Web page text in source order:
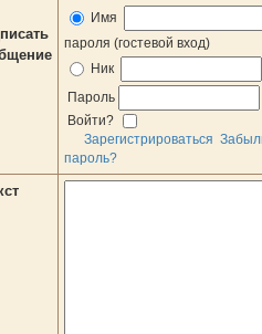
Имя
пароля (гостевой вход)
Ник
Пароль
Войти?
Зарегистрироваться
пароль?